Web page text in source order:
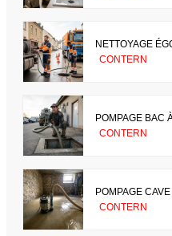
NETTOYAGE
CONTERN
POMPAGE BAC
CONTERN
POMPAGE
CONTERN